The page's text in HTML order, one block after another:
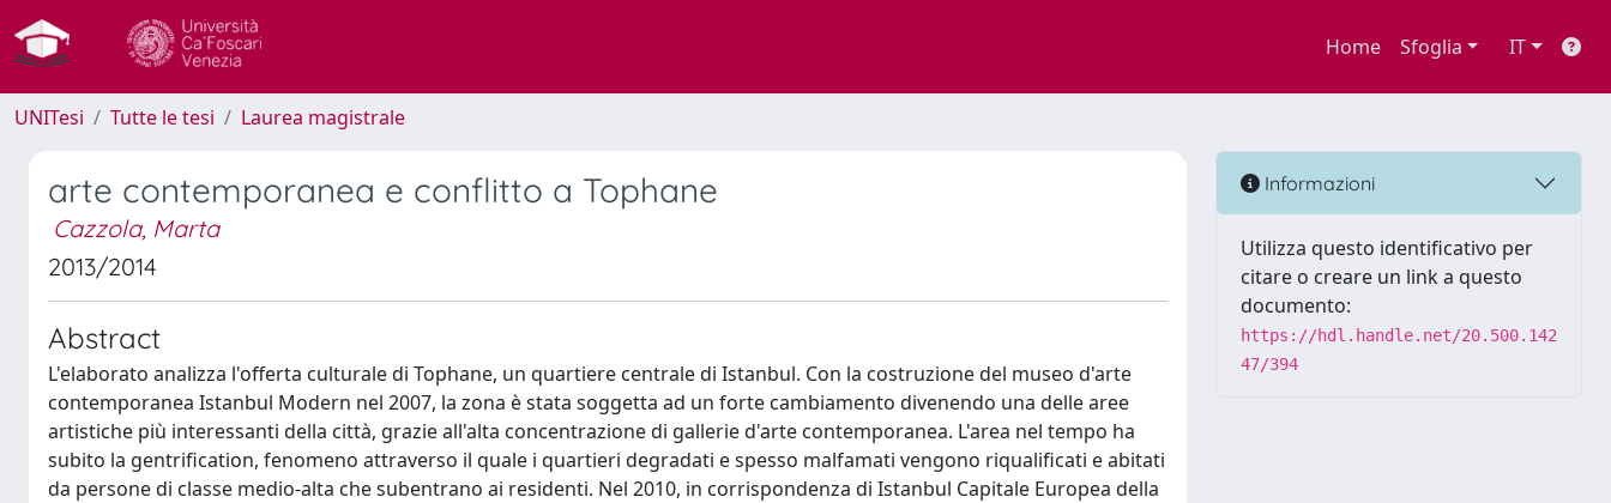
Home Sfoglia IT
UNITesi Tutte le tesi Laurea magistrale
arte contemporanea e conflitto a Tophane
Cazzola, Marta
2013/2014
Abstract
L'elaborato analizza l'offerta culturale di Tophane, un quartiere centrale di Istanbul. Con la costruzione del museo d'arte
contemporanea Istanbul Modern nel 2007, la zona è stata soggetta ad un forte cambiamento divenendo una delle aree
artistiche più interessanti della città, grazie all'alta concentrazione di gallerie d'arte contemporanea. L'area nel tempo ha
subito la gentrification, fenomeno attraverso il quale i quartieri degradati e spesso malfamati vengono riqualificati e abitati
da persone di classe medio-alta che subentrano ai residenti. Nel 2010, in corrispondenza di Istanbul Capitale Europea della
Informazioni
Utilizza questo identificativo per
citare o creare un link a questo
documento:
https://hdl.handle.net/20.500.142
47/394